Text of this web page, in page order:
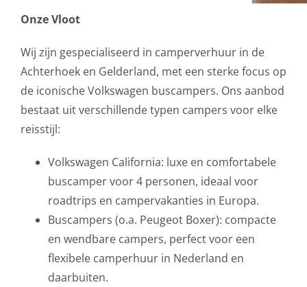
Onze Vloot
Wij zijn gespecialiseerd in camperverhuur in de
Achterhoek en Gelderland, met een sterke focus op
de iconische Volkswagen buscampers. Ons aanbod
bestaat uit verschillende typen campers voor elke
reisstijl:
Volkswagen California: luxe en comfortabele
buscamper voor 4 personen, ideaal voor
roadtrips en campervakanties in Europa.
Buscampers (o.a. Peugeot Boxer): compacte
en wendbare campers, perfect voor een
flexibele camperhuur in Nederland en
daarbuiten.